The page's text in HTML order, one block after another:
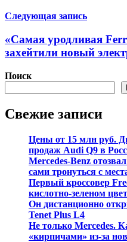
Следующая запись
«Самая уродливая
захейтили новый
Поиск
Свежие записи
Цены от 15 млн руб.
продаж Audi Q9 в
Mercedes-Benz
сами тронуться с
Первый кроссовер
кислотно-зеленом
Он дистанционно
Tenet Plus L4
Не только Mercedes.
«кирпичами» из-за